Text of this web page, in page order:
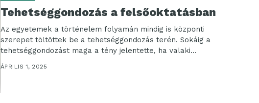
Tehetséggondozás a felsőoktatásban
Az egyetemek a történelem folyamán mindig is központi
szerepet töltöttek be a tehetséggondozás terén. Sokáig a
tehetséggondozást maga a tény jelentette, ha valaki...
ÁPRILIS 1, 2025